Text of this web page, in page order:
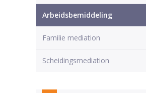
Arbeidsbemiddeling
Familie mediation
Scheidingsmediation